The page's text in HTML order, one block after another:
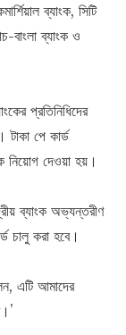
ব্যাংক, সিটি
বাংলা ব্যাংক ও
প্রতিনিধিদের
পে কার্ড
নিয়োগ দেওয়া হয়।
ব্যাংক অভ্যন্তরীণ
চালু করা হবে।
এটি আমাদের